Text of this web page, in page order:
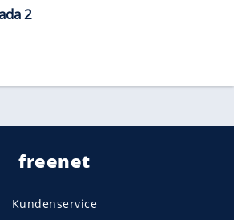
2
freenet
Kundenservice